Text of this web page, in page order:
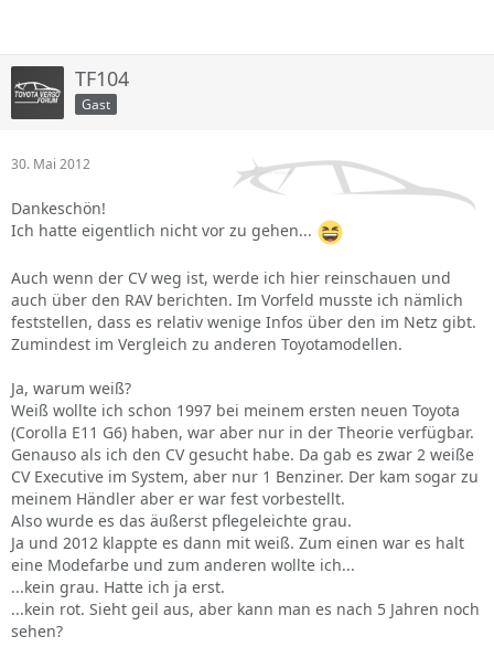
TF104
Gast
30. Mai 2012
Dankeschön!
Ich hatte eigentlich nicht vor zu gehen...
Auch wenn der CV weg ist, werde ich hier reinschauen und
auch über den RAV berichten. Im Vorfeld musste ich nämlich
feststellen, dass es relativ wenige Infos über den im Netz gibt.
Zumindest im Vergleich zu anderen Toyotamodellen.
Ja, warum weiß?
Weiß wollte ich schon 1997 bei meinem ersten neuen Toyota
(Corolla E11 G6) haben, war aber nur in der Theorie verfügbar.
Genauso als ich den CV gesucht habe. Da gab es zwar 2 weiße
CV Executive im System, aber nur 1 Benziner. Der kam sogar zu
meinem Händler aber er war fest vorbestellt.
Also wurde es das äußerst pflegeleichte grau.
Ja und 2012 klappte es dann mit weiß. Zum einen war es halt
eine Modefarbe und zum anderen wollte ich...
...kein grau. Hatte ich ja erst.
...kein rot. Sieht geil aus, aber kann man es nach 5 Jahren noch
sehen?